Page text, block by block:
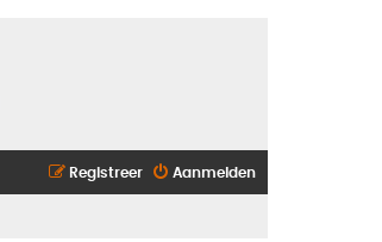
Aanmelden
Registreer